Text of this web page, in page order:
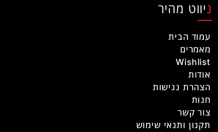
ניווט מהיר
עמוד הבית
מאמרים
Wishlist
אודות
הצהרת נגישות
חנות
צור קשר
תקנון ותנאי שימוש